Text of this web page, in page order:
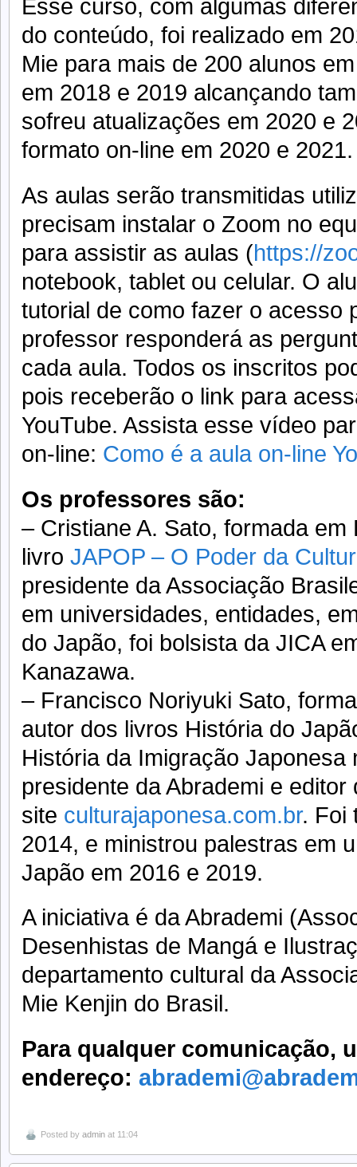
Esse curso, com algumas
do conteúdo, foi realizado em
Mie para mais de 200 alunos
em 2018 e 2019 alcançando
sofreu atualizações em 2020 e
formato on-line em 2020 e 2021.
As aulas serão transmitidas
precisam instalar o Zoom no
para assistir as aulas (https://
notebook, tablet ou celular. O
tutorial de como fazer o acesso
professor responderá as
cada aula. Todos os inscritos
pois receberão o link para
YouTube. Assista esse vídeo
on-line: Como é a aula on-line
Os professores são:
– Cristiane A. Sato, formada em
livro JAPOP – O Poder da
presidente da Associação
em universidades, entidades,
do Japão, foi bolsista da JICA
Kanazawa.
– Francisco Noriyuki Sato,
autor dos livros História do
História da Imigração
presidente da Abrademi e editor
site culturajaponesa.com.br. Foi
2014, e ministrou palestras em
Japão em 2016 e 2019.
A iniciativa é da Abrademi
Desenhistas de Mangá e
departamento cultural da
Mie Kenjin do Brasil.
Para qualquer comunicação,
endereço:
Posted by admin at 11:04